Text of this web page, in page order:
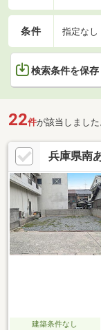
条件 指定なし
検索条件を保存
22件が該当しました
兵庫県南
建築条件なし